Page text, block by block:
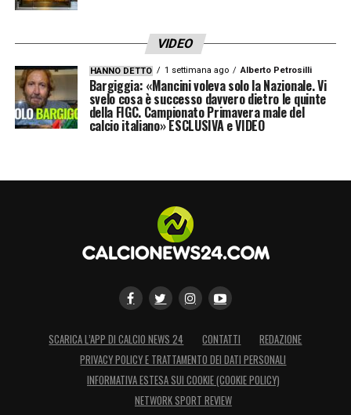
VIDEO
HANNO DETTO 1 settimana ago Alberto Petrosilli
Bargiggia: «Mancini voleva solo la Nazionale. Vi
svelo cosa è successo davvero dietro le quinte
della FIGC. Campionato Primavera male del
calcio italiano» ESCLUSIVA e VIDEO
SCARICA L’APP DI CALCIO NEWS 24 CONTATTI
REDAZIONE
PRIVACY POLICY E TRATTAMENTO DEI DATI PERSONALI
INFORMATIVA ESTESA SUI COOKIE (COOKIE POLICY)
NETWORK SPORT REVIEW